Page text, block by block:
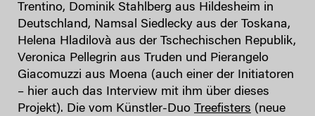
Trentino, Dominik Stahlberg aus Hildesheim in
Deutschland, Namsal Siedlecky aus der Toskana,
Helena Hladilovà aus der Tschechischen Republik,
Veronica Pellegrin aus Truden und Pierangelo
Giacomuzzi aus Moena (auch einer der Initiatoren
– hier auch das Interview mit ihm über dieses
Projekt). Die vom Künstler-Duo Treefisters (neue